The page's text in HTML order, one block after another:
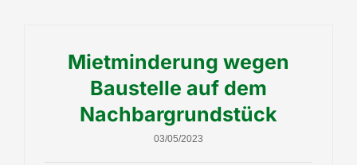
Mietminderung wegen
Baustelle auf dem
Nachbargrundstück
03/05/2023